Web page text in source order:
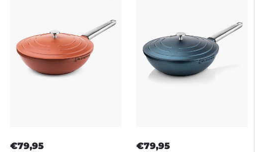
€79,95 €79,95